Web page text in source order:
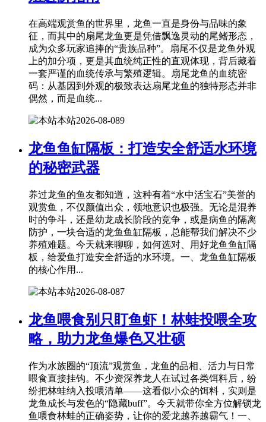
在高端观赏鱼的世界里，龙鱼一直是身份与品味的象
征，而其中的扇尾龙鱼更是凭借飘逸灵动的尾鳍形态，
成为众多玩家追捧的“贵族品种”。扇尾不仅是龙鱼外观
上的加分项，更是其血统纯正性的直观体现，背后藏着
一套严谨的血统传承与繁殖逻辑。扇尾龙鱼的血统密
码：从基因到外观的极致表达扇尾龙鱼的独特形态并非
偶然，而是血统...
本站2026-08-089
龙鱼鱼缸隔板：打造安全舒适水环境
的秘密武器
养过龙鱼的鱼友都知道，这种有着“水中活宝石”美誉的
观赏鱼，不仅颜值出众，领地意识也极强。无论是混养
时的争斗，还是幼龙成长阶段的竞争，或是病鱼的隔离
防护，一块合适的龙鱼鱼缸隔板，总能帮我们解决不少
养殖难题。今天就来聊聊，如何选对、用好龙鱼鱼缸隔
板，给爱鱼打造安全舒适的水环境。一、龙鱼鱼缸隔板
的核心作用...
本站2026-08-087
龙鱼喂食别只盯鱼虾！林蛙投喂全攻
略，助力龙鱼爆色又壮硕
作为水族圈的“顶流”观赏鱼，龙鱼的品相、活力与日常
喂食直接挂钩。不少资深养龙人在试过各类饵料后，纷
纷把林蛙纳入投喂清单——这看似小众的饵料，实则是
龙鱼成长与发色的“隐藏buff”。今天就带你全方位解锁龙
鱼喂食林蛙的正确姿势，让你的爱龙越养越霸气！一、